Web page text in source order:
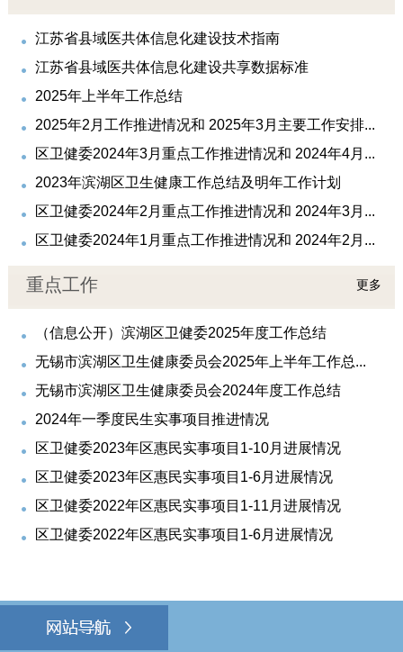
江苏省县域医共体信息化建设技术指南
江苏省县域医共体信息化建设共享数据标准
2025年上半年工作总结
2025年2月工作推进情况和 2025年3月主要工作安排...
区卫健委2024年3月重点工作推进情况和 2024年4月...
2023年滨湖区卫生健康工作总结及明年工作计划
区卫健委2024年2月重点工作推进情况和 2024年3月...
区卫健委2024年1月重点工作推进情况和 2024年2月...
重点工作 更多
（信息公开）滨湖区卫健委2025年度工作总结
无锡市滨湖区卫生健康委员会2025年上半年工作总...
无锡市滨湖区卫生健康委员会2024年度工作总结
2024年一季度民生实事项目推进情况
区卫健委2023年区惠民实事项目1-10月进展情况
区卫健委2023年区惠民实事项目1-6月进展情况
区卫健委2022年区惠民实事项目1-11月进展情况
区卫健委2022年区惠民实事项目1-6月进展情况